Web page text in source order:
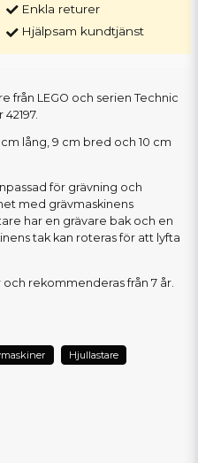
Enkla returer
Hjälpsam kundtjänst
från LEGO och serien Technic
lång, 9 cm bred och 10 cm
för grävning och
med grävmaskinens
har en grävare bak och en
tak kan roteras för att lyfta
rekommenderas från 7 år.
Hjullastare